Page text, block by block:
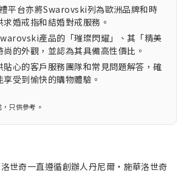
平台亦將Swarovski列為歐洲品牌和時
求婚戒指和結婚對戒服務。
產品的「璀璨閃耀」、其「精美
尚的外觀，並認為其具備高性價比。
心的客戶服務團隊和常見問題解答，確
受到愉快的購物體驗。
只供參考。
世奇一直遵循創辦人丹尼爾‧施華洛世奇